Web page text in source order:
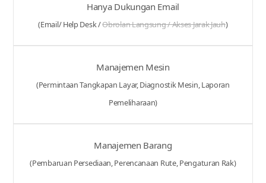
Hanya Dukungan Email
(Email/ Help Desk /Obrolan Langsung / Akses Jarak Jauh)
Manajemen Mesin
(Permintaan Tangkapan Layar, Diagnostik Mesin, Laporan
Pemeliharaan)
Manajemen Barang
(Pembaruan Persediaan, Perencanaan Rute, Pengaturan Rak)